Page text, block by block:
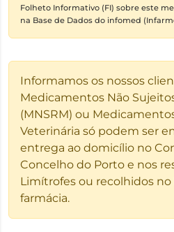
Folheto Informativo (FI) sobre este
na Base de Dados do infomed
Informamos os nossos
Medicamentos Não
(MNSRM) ou
Veterinária só podem ser
entrega ao domicílio no
Concelho do Porto e nos
Limítrofes ou recolhidos no
farmácia.